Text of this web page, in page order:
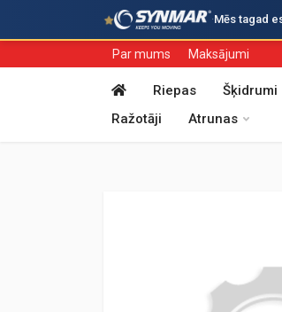
·Mēs tagad
Par mums Maksājumi
Riepas Šķidrumi
Ražotāji
Atrunas